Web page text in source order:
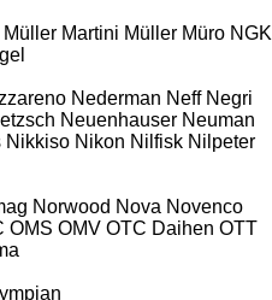
Müller Martini Müller Müro NGK
Nederman Neff Negri
Neuenhauser Neuman
Nikkiso Nikon Nilfisk Nilpeter
Norwood Nova Novenco
OMS OMV OTC Daihen OTT